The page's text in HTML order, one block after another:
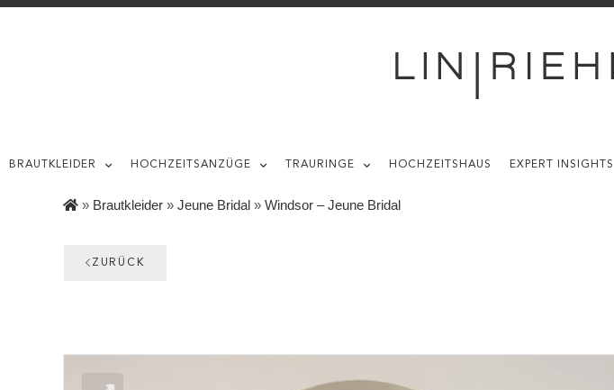
BRAUTKLEIDER HOCHZEITSANZÜGE TRAURINGE HOCHZEITSHAUS EXPERT INSIGHTS
» Brautkleider » Jeune Bridal » Windsor – Jeune Bridal
ZURÜCK